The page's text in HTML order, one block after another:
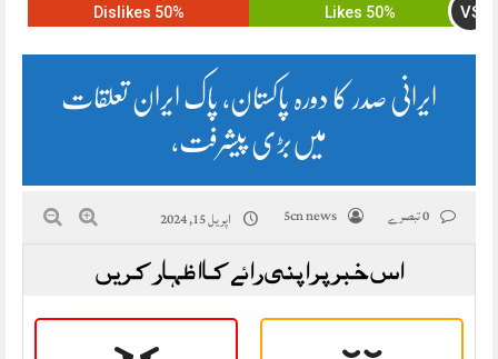
50% Likes VS
50% Dislikes
ایرانی صدر کا دورہ پاکستان، پاک ایران تعلقات
میں‌بڑی پیشرفت،
5cn news اپریل 15, 2024
اس خبر پر اپنی رائے کا اظہار کریں